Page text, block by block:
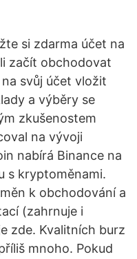
si zdarma účet na
začít obchodovat
svůj účet vložit
a výběry se
zkušenostem
na vývoji
nabírá Binance na
s kryptoměnami.
k obchodování a
(zahrnuje i
zde. Kvalitních burz
mnoho. Pokud